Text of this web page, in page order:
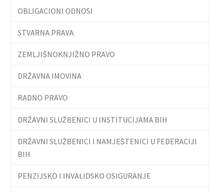
OBLIGACIONI ODNOSI
STVARNA PRAVA
ZEMLJIŠNOKNJIŽNO PRAVO
DRŽAVNA IMOVINA
RADNO PRAVO
DRŽAVNI SLUŽBENICI U INSTITUCIJAMA BIH
DRŽAVNI SLUŽBENICI I NAMJEŠTENICI U FEDERACIJI
BIH
PENZIJSKO I INVALIDSKO OSIGURANJE